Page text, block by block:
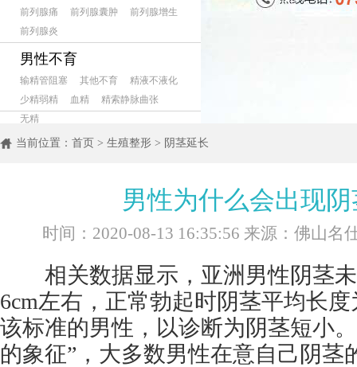
前列腺痛 前列腺囊肿
前列腺增生
前列腺炎
男性不育
输精管阻塞 其他不育
精液不液化
少精弱精
血精
精索静脉曲张
无精
当前位置： 首页 > 生殖整形 > 阴茎延长
男性为什么会出现
时间：2020-08-13 16:35:56 来源：佛山名
相关数据显示，亚洲男性阴茎未
6cm左右，正常勃起时阴茎平均长
该标准的男性，以诊断为阴茎短小
的象征”，大多数男性在意自己阴茎